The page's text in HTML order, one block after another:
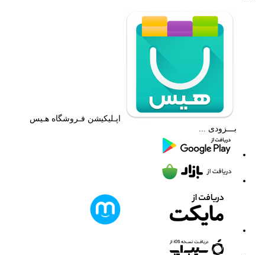
اپـلیکیشن فـروشگاه هـیس
بـــزودی ...